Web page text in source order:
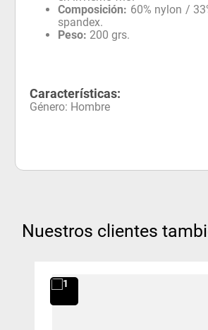
Composición: 60% nylon /
spandex.
Peso: 200 grs.
Características:
Género: Hombre
Nuestros clientes